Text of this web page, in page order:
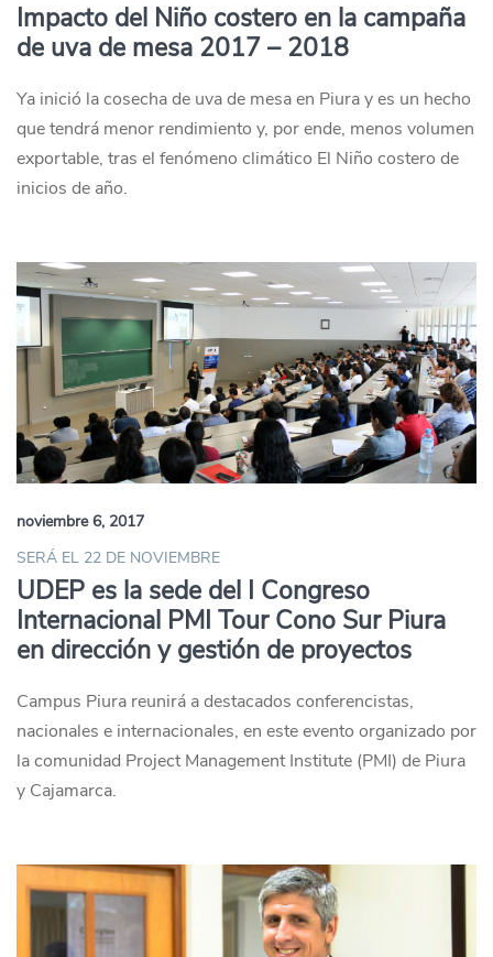
Impacto del Niño costero en la campaña
de uva de mesa 2017 – 2018
Ya inició la cosecha de uva de mesa en Piura y es un hecho
que tendrá menor rendimiento y, por ende, menos volumen
exportable, tras el fenómeno climático El Niño costero de
inicios de año.
noviembre 6, 2017
SERÁ EL 22 DE NOVIEMBRE
UDEP es la sede del I Congreso
Internacional PMI Tour Cono Sur Piura
en dirección y gestión de proyectos
Campus Piura reunirá a destacados conferencistas,
nacionales e internacionales, en este evento organizado por
la comunidad Project Management Institute (PMI) de Piura
y Cajamarca.